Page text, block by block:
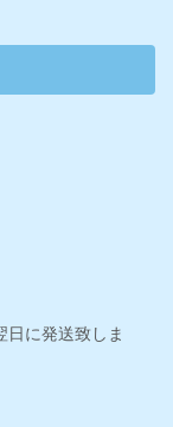
日に発送致しま